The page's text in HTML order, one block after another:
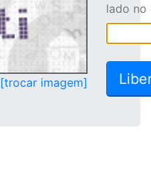
[trocar imagem]
lado no